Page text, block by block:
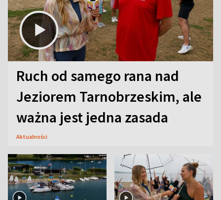
Ruch od samego rana nad
Jeziorem Tarnobrzeskim, ale
ważna jest jedna zasada
Aktualności